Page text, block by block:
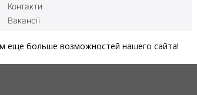
Контакти
Вакансії
Блог
Мапа сайту
еще больше возможностей нашего сайта!